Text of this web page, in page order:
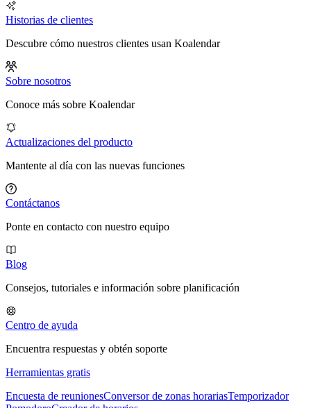
Historias de clientes
Descubre cómo nuestros clientes usan Koalendar
Sobre nosotros
Conoce más sobre Koalendar
Actualizaciones del producto
Mantente al día con las nuevas funciones
Contáctanos
Ponte en contacto con nuestro equipo
Blog
Consejos, tutoriales e información sobre planificación
Centro de ayuda
Encuentra respuestas y obtén soporte
Herramientas gratis
Encuesta de reunionesConversor de zonas horariasTemporizador